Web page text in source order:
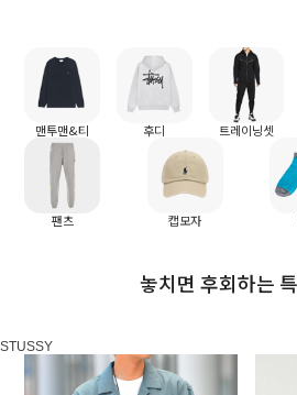
맨투맨&티 후디 트레이닝셋
팬츠 캡모자
놓치면 후회하는
STUSSY